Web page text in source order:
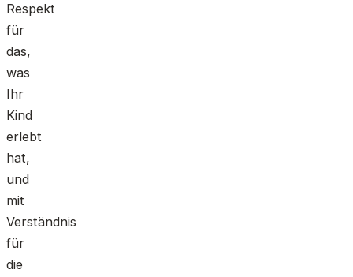
Respekt
für
das,
was
Ihr
Kind
erlebt
hat,
und
mit
Verständnis
für
die